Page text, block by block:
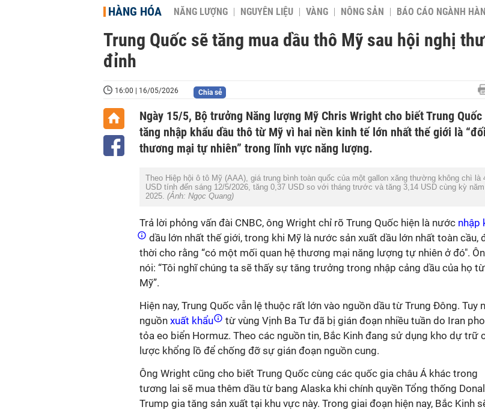
HÀNG HÓA NĂNG LƯỢNG NGUYÊN LIỆU VÀNG NÔNG SẢN BÁO CÁO NGÀNH
Trung Quốc sẽ tăng mua dầu thô Mỹ sau hội nghị
đỉnh
16:00 | 16/05/2026 Chia sẻ
Ngày 15/5, Bộ trưởng Năng lượng Mỹ Chris Wright cho biết Trung Quốc
tăng nhập khẩu dầu thô từ Mỹ vì hai nền kinh tế lớn nhất thế giới là
thương mại tự nhiên” trong lĩnh vực năng lượng.
Theo Hiệp hội ô tô Mỹ (AAA), giá trung bình toàn quốc của một gallon xăng thường không chì là
USD tính đến sáng 12/5/2026, tăng 0,37 USD so với tháng trước và tăng 3,14 USD cùng kỳ năm
2025. (Ảnh: Ngọc Quang)
Trả lời phỏng vấn đài CNBC, ông Wright chỉ rõ Trung Quốc hiện là nước nhập
dầu lớn nhất thế giới, trong khi Mỹ là nước sản xuất dầu lớn nhất toàn cầu,
thời cho rằng “có một mối quan hệ thương mại năng lượng tự nhiên ở đó".
nói: “Tôi nghĩ chúng ta sẽ thấy sự tăng trưởng trong nhập cảng dầu của họ từ
Mỹ”.
Hiện nay, Trung Quốc vẫn lệ thuộc rất lớn vào nguồn dầu từ Trung Đông. Tuy
nguồn xuất khẩu
từ vùng Vịnh Ba Tư đã bị gián đoạn nhiều tuần do Iran
tỏa eo biển Hormuz. Theo các nguồn tin, Bắc Kinh đang sử dụng kho dự trữ
lược khổng lồ để chống đỡ sự gián đoạn nguồn cung.
Ông Wright cũng cho biết Trung Quốc cùng các quốc gia châu Á khác trong
tương lai sẽ mua thêm dầu từ bang Alaska khi chính quyền Tổng thống
Trump gia tăng sản xuất tại khu vực này. Trong giai đoạn hiện nay, Bắc Kinh